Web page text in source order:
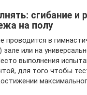
сгибание и
на полу
проводится в
или на
выполнения
для того чтобы